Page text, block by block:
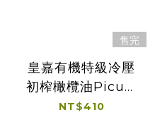
售完
皇嘉有機特級冷壓
初榨橄欖油Picual
100ml
NT$410